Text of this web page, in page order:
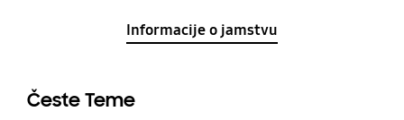
Informacije o jamstvu
Česte Teme